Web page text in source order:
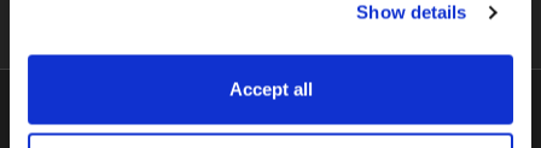
Show details
Accept all